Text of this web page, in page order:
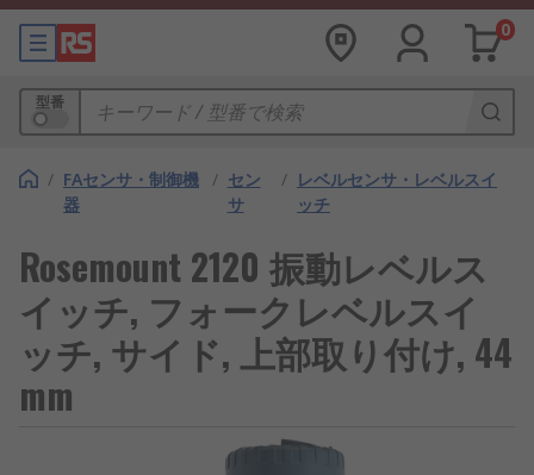
0
型番
/ FAセンサ・制御機
器
/ セン
サ
/ レベルセンサ・レベルスイ
ッチ
Rosemount 2120 振動レベルス
イッチ, フォークレベルスイ
ッチ, サイド, 上部取り付け, 44
mm